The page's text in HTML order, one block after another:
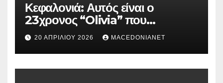
Κεφαλονιά: Αυτός είναι ο
23χρονος “Olivia” που
κατηγορείται για τον θάνατο της
Μυρτούς
20 ΑΠΡΙΛΊΟΥ 2026 MACEDONIANET